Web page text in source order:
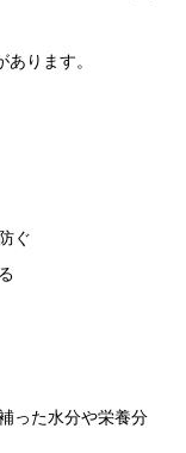
ります。
ぐ
った水分や栄養分